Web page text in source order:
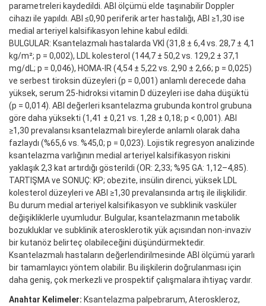
parametreleri kaydedildi. ABI ölçümü elde taşınabilir Doppler
cihazı ile yapıldı. ABI ≤0,90 periferik arter hastalığı, ABI ≥1,30 ise
medial arteriyel kalsifikasyon lehine kabul edildi.
BULGULAR: Ksantelazmalı hastalarda VKİ (31,8 ± 6,4 vs. 28,7 ± 4,1
kg/m²; p = 0,002), LDL kolesterol (144,7 ± 50,2 vs. 129,2 ± 37,1
mg/dL; p = 0,046), HOMA-IR (4,54 ± 5,22 vs. 2,90 ± 2,66; p = 0,025)
ve serbest tiroksin düzeyleri (p = 0,001) anlamlı derecede daha
yüksek, serum 25-hidroksi vitamin D düzeyleri ise daha düşüktü
(p = 0,014). ABI değerleri ksantelazma grubunda kontrol grubuna
göre daha yüksekti (1,41 ± 0,21 vs. 1,28 ± 0,18; p < 0,001). ABI
≥1,30 prevalansı ksantelazmalı bireylerde anlamlı olarak daha
fazlaydı (%65,6 vs. %45,0; p = 0,023). Lojistik regresyon analizinde
ksantelazma varlığının medial arteriyel kalsifikasyon riskini
yaklaşık 2,3 kat artırdığı gösterildi (OR: 2,33; %95 GA: 1,12–4,85).
TARTIŞMA ve SONUÇ: KP; obezite, insülin direnci, yüksek LDL
kolesterol düzeyleri ve ABI ≥1,30 prevalansında artış ile ilişkilidir.
Bu durum medial arteriyel kalsifikasyon ve subklinik vasküler
değişikliklerle uyumludur. Bulgular, ksantelazmanın metabolik
bozukluklar ve subklinik aterosklerotik yük açısından non-invaziv
bir kutanöz belirteç olabileceğini düşündürmektedir.
Ksantelazmalı hastaların değerlendirilmesinde ABI ölçümü yararlı
bir tamamlayıcı yöntem olabilir. Bu ilişkilerin doğrulanması için
daha geniş, çok merkezli ve prospektif çalışmalara ihtiyaç vardır.
Anahtar Kelimeler: Ksantelazma palpebrarum, Ateroskleroz,